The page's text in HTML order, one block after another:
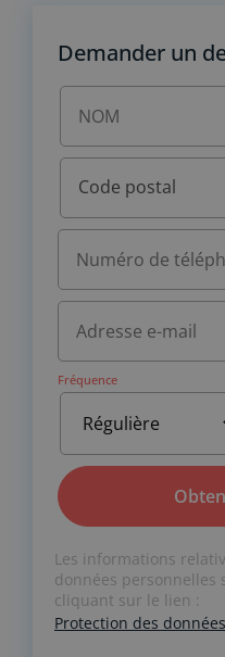
Demander un
Code postal
Fréquence
l
t
e
r
Les informations
données personnelles
cliquant sur le lien :
Protection des données